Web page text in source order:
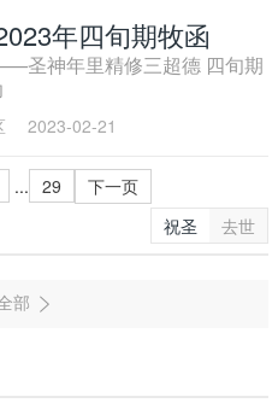
年四旬期牧函
2023-02-21
... 29 下一页
祝圣 去世